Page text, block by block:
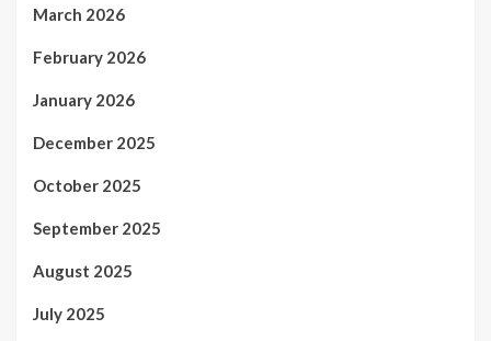
March 2026
February 2026
January 2026
December 2025
October 2025
September 2025
August 2025
July 2025